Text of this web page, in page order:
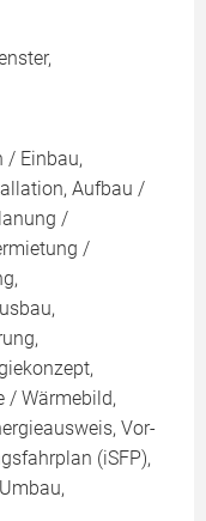
/ Einbau,
Aufbau /
/
/
/ Wärmebild,
Vor-
(iSFP),